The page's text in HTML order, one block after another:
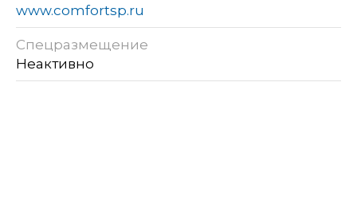
www.comfortsp.ru
Спецразмещение
Неактивно